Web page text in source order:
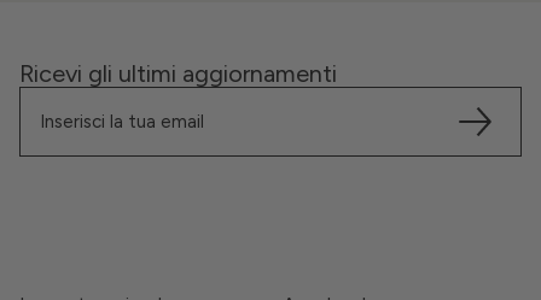
Ricevi gli ultimi aggiornamenti